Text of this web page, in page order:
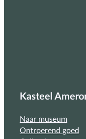
Kasteel
Naar museum
Ontroerend goed